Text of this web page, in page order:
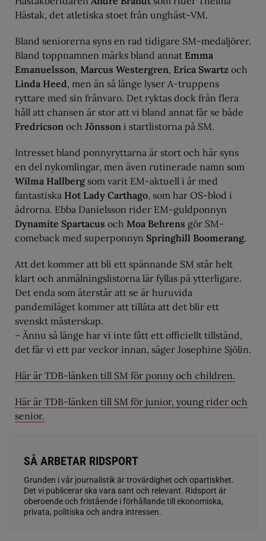
Hästak, det atletiska stoet från unghäst-VM.
Bland seniorerna syns en rad tidigare SM-medaljörer.
Bland toppnamnen märks bland annat Emma
Emanuelsson, Marcus Westergren, Erica Swartz och
Linda Heed, men än så länge lyser A-truppens
ryttare med sin frånvaro. Det ryktas dock från flera
håll att chansen är stor att vi bland annat får se både
Fredricson och Jönsson i startlistorna på SM.
Intresset bland ponnyryttarna är stort och här syns
en del nykomlingar, men även rutinerade namn som
Wilma Hallbergsom varit EM-aktuell i år med
fantastiska Hot Lady Carthago, som har OS-blod i
ådrorna. Ebba Danielsson rider EM-guldponnyn
Dynamite Spartacus och Moa Behrens gör SM-
comeback med superponnyn Springhill Boomerang.
Att det kommer att bli ett spännande SM står helt
klart och anmälningslistorna lär fyllas på ytterligare.
Det enda som återstår att se är huruvida
pandemiläget kommer att tillåta att det blir ett
svenskt mästerskap.
– Ännu så länge har vi inte fått ett officiellt tillstånd,
det får vi ett par veckor innan, säger Josephine Sjölin.
Här är TDB-länken till SM för ponny och children.
Här är TDB-länken till SM för junior, young rider och
senior.
SÅ ARBETAR RIDSPORT
Grunden i vår journalistik är trovärdighet och opartiskhet.
Det vi publicerar ska vara sant och relevant. Ridsport är
oberoende och fristående i förhållande till ekonomiska,
privata, politiska och andra intressen.